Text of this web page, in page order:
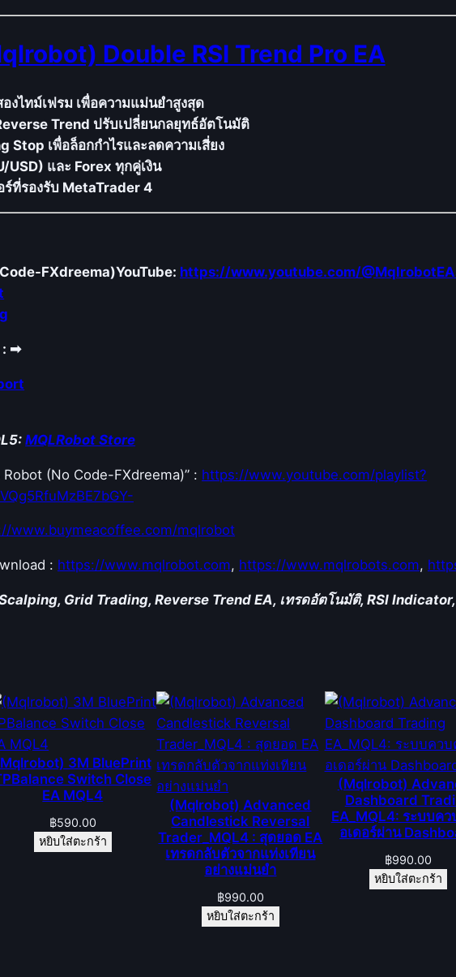
+
r
T
&
e
เ
พื่
เ
ก
า
ส
ทำ
ไ
ร
ชิ้
น
Double RSI Trend Pro EA
งไทม์เฟรม เพื่อความแม่นยำสูงสุด
Trend ปรับเปลี่ยนกลยุทธ์อัตโนมัติ
Stop เพื่อล็อกกำไรและลดความเสี่ยง
USD) และ Forex ทุกคู่เงิน
ร์ที่รองรับ MetaTrader 4
FXdreema)YouTube: https://www.youtube.com/
: ➡
MQLRobot Store
(No Code-FXdreema)” : https://www.youtube.com/playlist?
www.buymeacoffee.com/mqlrobot
: https://www.mqlrobot.com, https://www.mqlrobots.com,
Grid Trading, Reverse Trend EA, เทรดอัตโนมัติ, RSI
3M BluePrint
Switch Close
EA MQL4
฿590.00
หยิบใส่ตะกร้า
(Mqlrobot) Advanced
Candlestick Reversal
Trader_MQL4 : สุดยอด EA
เทรดกลับตัวจากแท่งเทียน
อย่างแม่นยำ
฿990.00
หยิบใส่ตะกร้า
(Mqlrobot)
Dashboard
EA_MQL4: ระบบค
อเดอร์ผ่าน
฿990.00
หยิบใส่ตะกร้า